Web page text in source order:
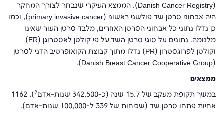
(
Danish Cancer Registry ). הממצא העיקרי שנבחר לצורך המחקר
היה אבחוני סרטן שד פולשני ראשוני (primary invasive cancer), וכמו
כן נדלו נתוני כל אבחוני הסרטן האחרים, מלבד סרטן העור שאינו
מלנומה. נתונים על סוגי סרטן השד על פי קולטן לאסטרוגן (ER
)
וקולטן לפרוגסטרון (PR ) נדלו מתוך קבוצת הקואופרטיב הדני לסרטן
(
Danish Breast Cancer Cooperative Group
).
ממצאים
במשך תקופת מעקב של 15.7 שנה (כ-342,500 שנות-אדם
2
), 1162
אחיות פתחו סרטן שד (שכיחות של 339 ל-100,000 שנות-אדם).